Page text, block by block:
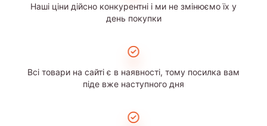
Наші ціни дійсно конкурентні і ми не змінюємо їх у
день покупки
Всі товари на сайті є в наявності, тому посилка вам
піде вже наступного дня